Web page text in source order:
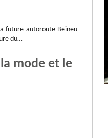
future autoroute Beineu–
du…
mode et le